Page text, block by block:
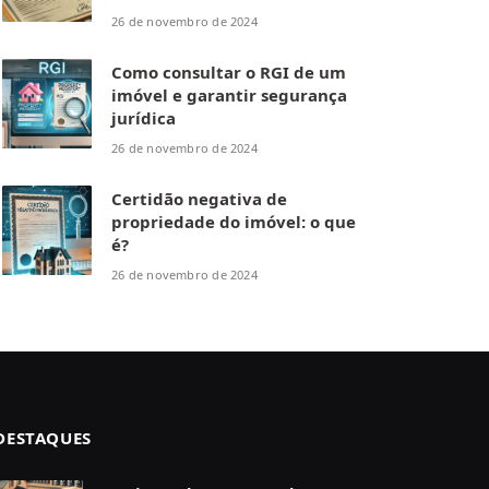
26 de novembro de 2024
Como consultar o RGI de um
imóvel e garantir segurança
jurídica
26 de novembro de 2024
Certidão negativa de
propriedade do imóvel: o que
é?
26 de novembro de 2024